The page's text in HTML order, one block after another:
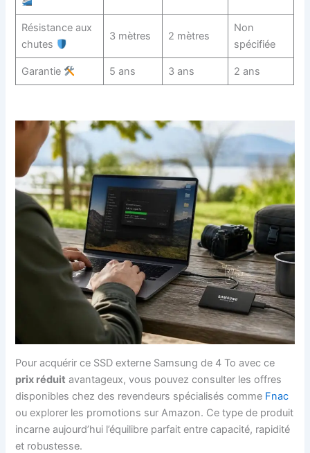
Résistance aux
chutes
3 mètres 2 mètres
Non
spécifiée
Garantie 5 ans 3 ans 2 ans
Pour acquérir ce SSD externe Samsung de 4 To avec ce
prix réduit avantageux, vous pouvez consulter les offres
disponibles chez des revendeurs spécialisés comme Fnac
ou explorer les promotions sur Amazon. Ce type de produit
incarne aujourd’hui l’équilibre parfait entre capacité, rapidité
et robustesse.